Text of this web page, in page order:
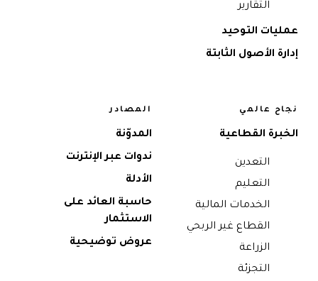
التقارير
عمليات التوحيد
إدارة الأصول الثابتة
نجاح عالمي
الخبرة القطاعية
التعدين
التعليم
الخدمات المالية
القطاع غير الربحي
الزراعة
التجزئة
المصادر
المدوّنة
ندوات عبر الإنترنت
الأدلة
حاسبة العائد على
الاستثمار
عروض توضيحية